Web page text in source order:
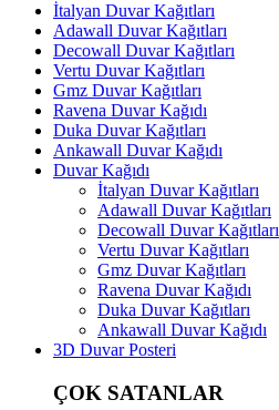
İtalyan Duvar Kağıtları
Adawall Duvar Kağıtları
Decowall Duvar Kağıtları
Vertu Duvar Kağıtları
Gmz Duvar Kağıtları
Ravena Duvar Kağıdı
Duka Duvar Kağıtları
Ankawall Duvar Kağıdı
Duvar Kağıdı
İtalyan Duvar Kağıtları
Adawall Duvar Kağıtları
Decowall Duvar Kağıtları
Vertu Duvar Kağıtları
Gmz Duvar Kağıtları
Ravena Duvar Kağıdı
Duka Duvar Kağıtları
Ankawall Duvar Kağıdı
3D Duvar Posteri
ÇOK SATANLAR